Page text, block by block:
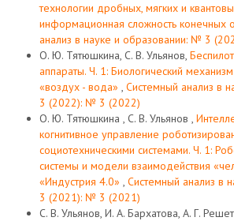
технологии дробных, мягких и
информационная сложность конечных
анализ в науке и образовании: № 3
О. Ю. Тятюшкина, С. В. Ульянов,
аппараты. Ч. 1: Биологический
«воздух - вода» , Системный анализ в
3 (2022): № 3 (2022)
О. Ю. Тятюшкина , С. В. Ульянов ,
когнитивное управление
социотехническими системами. Ч. 1:
системы и модели взаимодействия
«Индустрия 4.0» , Системный анализ в
3 (2021): № 3 (2021)
С. В. Ульянов, И. А. Бархатова, А. Г.